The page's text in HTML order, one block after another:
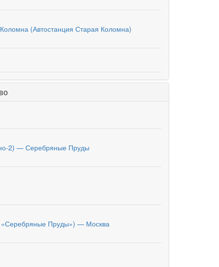
(Автостанция Старая Коломна)
2) — Серебряные Пруды
«Серебряные Пруды») — Москва